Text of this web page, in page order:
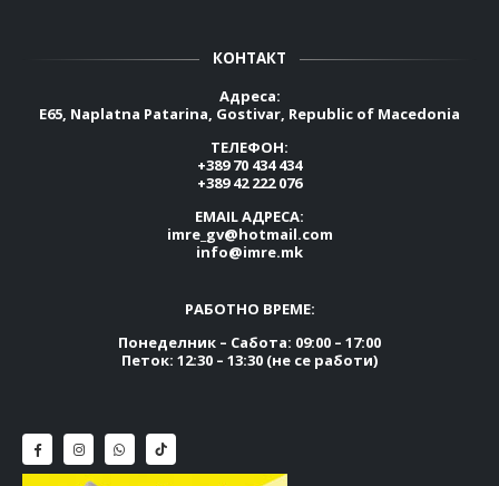
КОНТАКТ
Адреса:
E65, Naplatna Patarina, Gostivar, Republic of Macedonia
ТЕЛЕФОН:
+389 70 434 434
+389 42 222 076
EMAIL АДРЕСА:
imre_gv@hotmail.com
info@imre.mk
РАБОТНО ВРЕМЕ:
Понеделник – Сабота: 09:00 – 17:00
Петок: 12:30 – 13:30 (не се работи)